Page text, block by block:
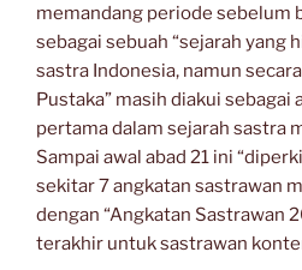
memandang periode sebelum
sebagai sebuah “sejarah yang
sastra Indonesia, namun
Pustaka” masih diakui sebagai
pertama dalam sejarah sastra
Sampai awal abad 21 ini
sekitar 7 angkatan sastrawan
dengan “Angkatan Sastrawan
terakhir untuk sastrawan